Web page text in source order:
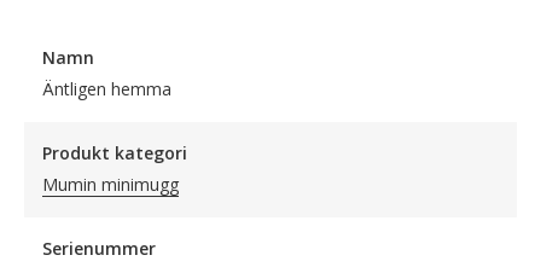
Namn
Äntligen hemma
Produkt kategori
Mumin minimugg
Serienummer